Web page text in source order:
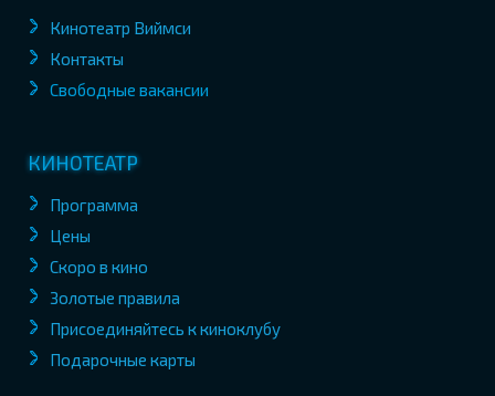
Кинотеатр Виймси
Контакты
Свободные вакансии
КИНОТЕАТР
Программа
Цены
Скоро в кино
Золотые правила
Присоединяйтесь к киноклубу
Подарочные карты